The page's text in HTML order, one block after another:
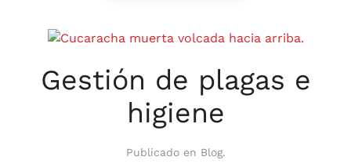
Gestión de plagas e
higiene
Publicado en Blog.